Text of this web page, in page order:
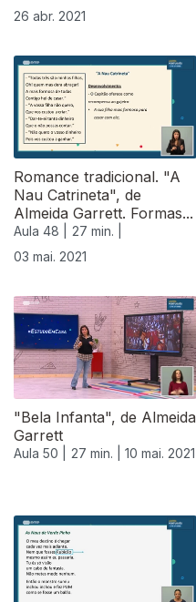
26 abr. 2021
Romance tradicional. "A
Nau Catrineta", de
Almeida Garrett. Formas...
Aula 48 |
27 min. |
03 mai. 2021
"Bela Infanta", de Almeida
Garrett
Aula 50 | 27 min. | 10 mai. 2021